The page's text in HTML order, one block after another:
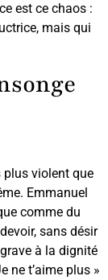
est ce chaos :
mais qui
plus violent que
Emmanuel
comme du
sans désir
à la dignité
ne t’aime plus »